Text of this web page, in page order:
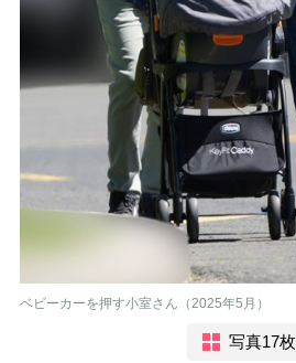
ベビーカーを押す小室さん（2025年5月）
写真17枚